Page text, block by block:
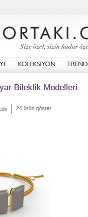
KOLEKSİYON TREND
Bileklik Modelleri
24 ürün göster